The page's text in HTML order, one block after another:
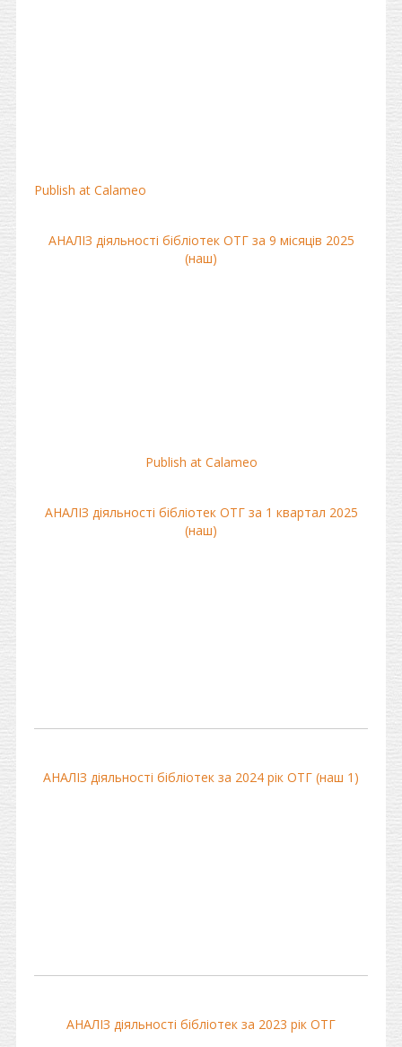
Publish at Calameo
АНАЛІЗ діяльності бібліотек ОТГ за 9 місяців 2025
(наш)
Publish at Calameo
АНАЛІЗ діяльності бібліотек ОТГ за 1 квартал 2025
(наш)
АНАЛІЗ діяльності бібліотек за 2024 рік ОТГ (наш 1)
АНАЛІЗ діяльності бібліотек за 2023 рік ОТГ